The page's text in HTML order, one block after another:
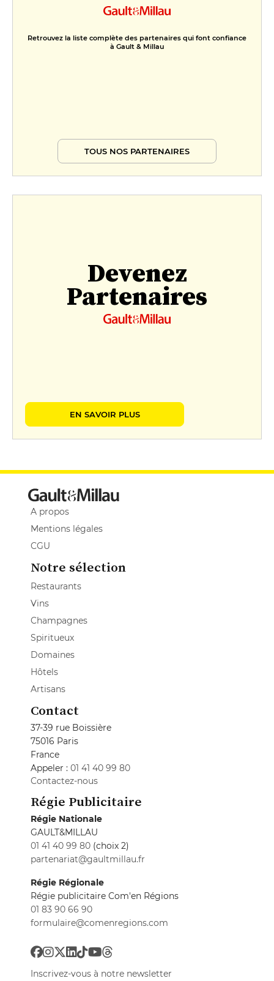
19 €
Croustillant pâte phyllo, confit à
l’orange, crémeux vanille, sorbet
Menu Signature
150 €
Retrouvez la liste complète des partenaires qui font confiance
à Gault & Millau
TOUS NOS PARTENAIRES
Devenez
Partenaires
EN SAVOIR PLUS
A propos
Mentions légales
CGU
Notre sélection
Restaurants
Vins
Champagnes
Spiritueux
Domaines
Hôtels
Artisans
Contact
37-39 rue Boissière
75016 Paris
France
Appeler : 01 41 40 99 80
Contactez-nous
Régie Publicitaire
Régie Nationale
GAULT&MILLAU
01 41 40 99 80 (choix 2)
partenariat@gaultmillau.fr
Régie Régionale
Régie publicitaire Com'en Régions
01 83 90 66 90
formulaire@comenregions.com
Inscrivez-vous à notre newsletter